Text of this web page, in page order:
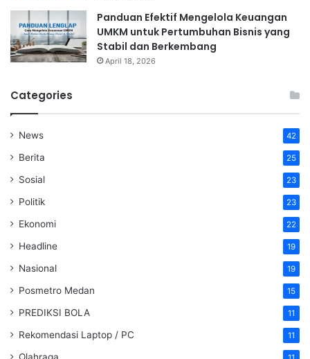
Panduan Efektif Mengelola Keuangan
UMKM untuk Pertumbuhan Bisnis yang
Stabil dan Berkembang
April 18, 2026
Categories
News 42
Berita 25
Sosial 23
Politik 23
Ekonomi 22
Headline 19
Nasional 19
Posmetro Medan 15
PREDIKSI BOLA 11
Rekomendasi Laptop / PC 11
Olahraga